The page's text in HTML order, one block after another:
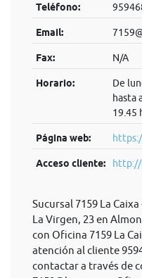
Teléfono:
Email:
Fax: N/A
Horario:
De
hasta
19.45
Página web:
Acceso cliente: http://
Sucursal 7159 La
La Virgen, 23 en
con Oficina 7159 La
atención al cliente
contactar a través de